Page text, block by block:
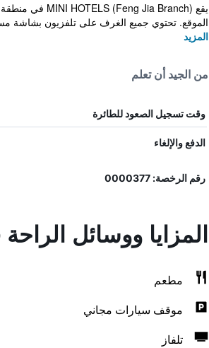
الموقع. تحتوي جميع الغرف على تلفزيون بشاشة
المزيد
من الجيد أن تعلم
وقت تسجيل الصعود للطائرة
الدفع والإلغاء
رقم الرخصة: 0000377
المزايا ووسائل
مطعم
موقف سيارات مجاني
تلفاز